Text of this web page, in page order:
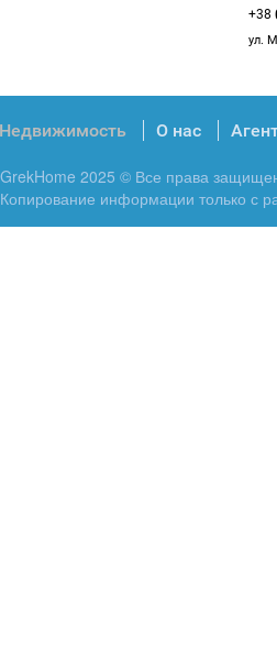
+38
ул.
Недвижимость О нас
GrekHome 2025 © Все права
Копирование информации только с